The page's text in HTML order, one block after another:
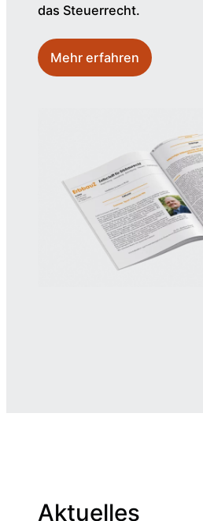
das Steuerrecht.
Mehr erfahren
Aktuelles